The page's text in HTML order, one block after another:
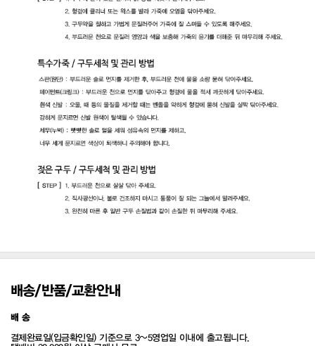
배송/반품/교환안내
배 송
결제완료일(입금확인일) 기준으로 3~5영업일 이내에 출고됩니다.